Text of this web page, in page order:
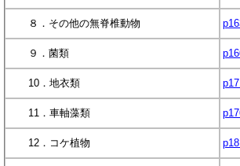
８．その他の無脊椎動物
９．菌類
10．地衣類
11．車軸藻類
12．コケ植物